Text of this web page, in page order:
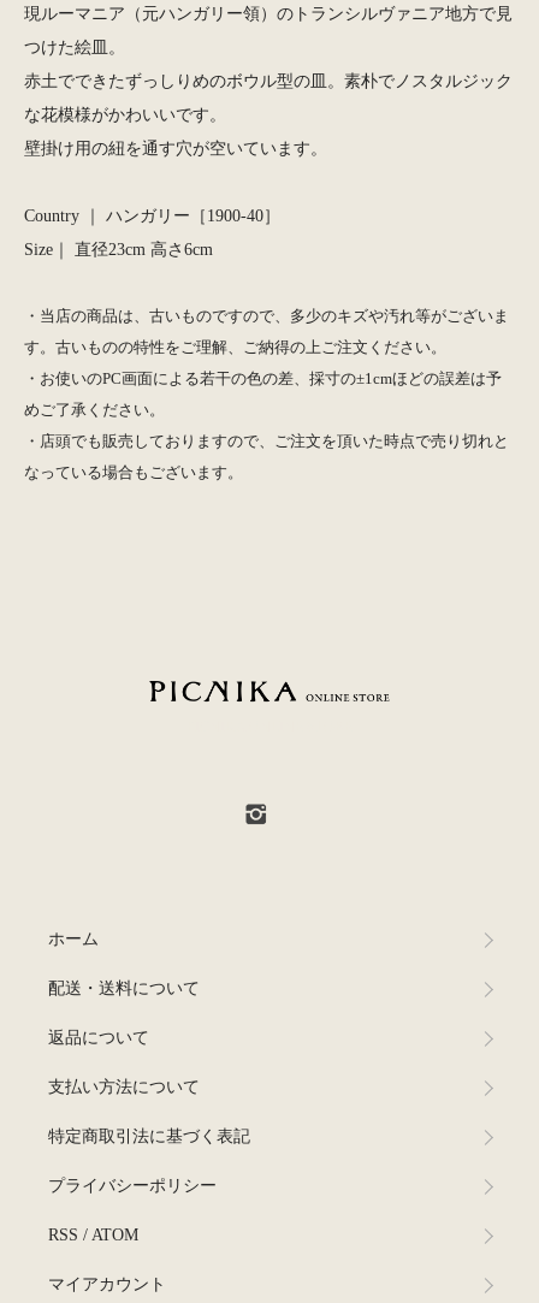
現ルーマニア（元ハンガリー領）のトランシルヴァニア地方で見
つけた絵皿。
赤土でできたずっしりめのボウル型の皿。素朴でノスタルジック
な花模様がかわいいです。
壁掛け用の紐を通す穴が空いています。
Country ｜ ハンガリー［1900-40］
Size｜ 直径23cm 高さ6cm
・当店の商品は、古いものですので、多少のキズや汚れ等がございま
す。古いものの特性をご理解、ご納得の上ご注文ください。
・お使いのPC画面による若干の色の差、採寸の±1cmほどの誤差は予
めご了承ください。
・店頭でも販売しておりますので、ご注文を頂いた時点で売り切れと
なっている場合もございます。
ホーム
配送・送料について
返品について
支払い方法について
特定商取引法に基づく表記
プライバシーポリシー
RSS / ATOM
マイアカウント